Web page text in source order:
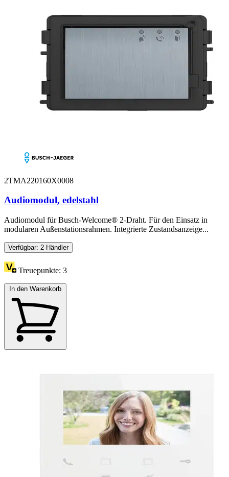
2TMA220160X0008
Audiomodul, edelstahl
Audiomodul für Busch-Welcome® 2-Draht. Für den Einsatz in
modularen Außenstationsrahmen. Integrierte Zustandsanzeige...
Verfügbar: 2 Händler
Treuepunkte: 3
In den Warenkorb